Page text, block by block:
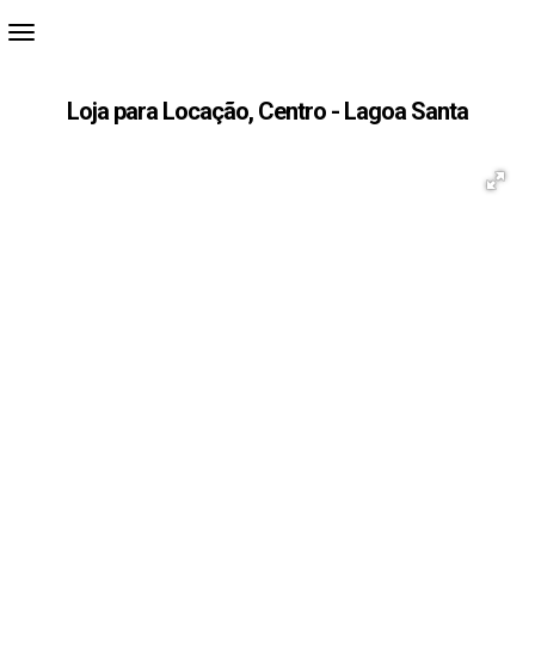
Loja para Locação, Centro - Lagoa Santa